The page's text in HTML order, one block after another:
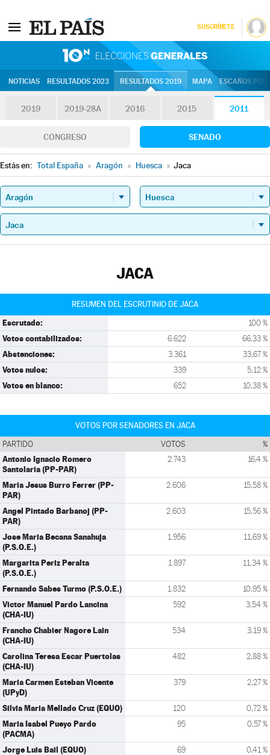
SUSCRÍBETE
NOTICIAS RESULTADOS 2023 RESULTADOS 2019 MAPA ESCAÑOS
2019 2019-28A 2016 2015 2011
CONGRESO SENADO
Estás en: Total España » Aragón » Huesca » Jaca
JACA
RESUMEN DEL ESCRUTINIO DE JACA
Escrutado: 100 %
Votos contabilizados: 6.622 66,33 %
Abstenciones: 3.361 33,67 %
Votos nulos: 339 5,12 %
Votos en blanco: 652 10,38 %
VOTOS POR SENADORES EN JACA
PARTIDO VOTOS %
Antonio Ignacio Romero
Santolaria (PP-PAR)
2.743 16,4 %
Maria Jesus Burro Ferrer (PP-
PAR)
2.606 15,58 %
Angel Pintado Barbanoj (PP-
PAR)
2.603 15,56 %
Jose Maria Becana Sanahuja
(P.S.O.E.)
1.956 11,69 %
Margarita Periz Peralta
(P.S.O.E.)
1.897 11,34 %
Fernando Sabes Turmo (P.S.O.E.) 1.832 10,95 %
Victor Manuel Pardo Lancina
(CHA-IU)
592 3,54 %
Francho Chabier Nagore Lain
(CHA-IU)
534 3,19 %
Carolina Teresa Escar Puertolas
(CHA-IU)
482 2,88 %
Maria Carmen Esteban Vicente
(UPyD)
379 2,27 %
Silvia Maria Mellado Cruz (EQUO) 120 0,72 %
Maria Isabel Pueyo Pardo
(PACMA)
95 0,57 %
Jorge Luis Bail (EQUO) 69 0,41 %